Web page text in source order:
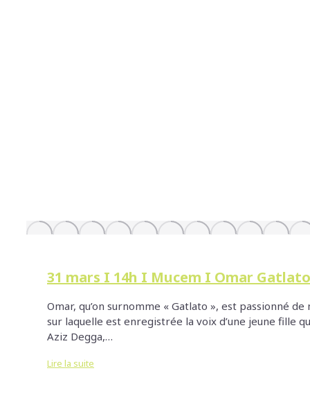
31 mars I 14h I Mucem I Omar
Omar, qu’on surnomme « Gatlato », est passionné
sur laquelle est enregistrée la voix d’une jeune fille
Aziz Degga,…
Lire la suite